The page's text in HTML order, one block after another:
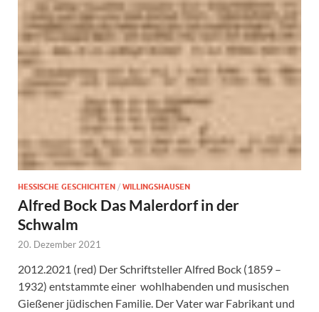
HESSISCHE GESCHICHTEN / WILLINGSHAUSEN
Alfred Bock Das Malerdorf in der
Schwalm
20. Dezember 2021
2012.2021 (red) Der Schriftsteller Alfred Bock (1859 –
1932) entstammte einer wohlhabenden und musischen
Gießener jüdischen Familie. Der Vater war Fabrikant und